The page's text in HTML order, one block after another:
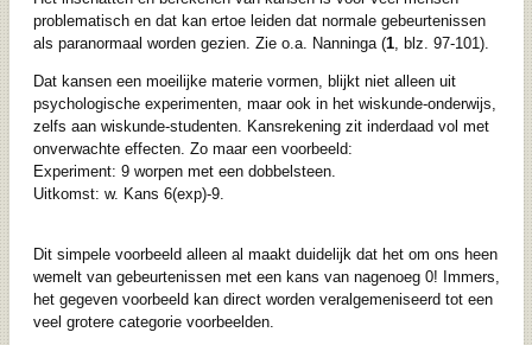
problematisch en dat kan ertoe leiden dat normale gebeurtenissen
als paranormaal worden gezien. Zie o.a. Nanninga (1, blz. 97-101).
Dat kansen een moeilijke materie vormen, blijkt niet alleen uit
psychologische experimenten, maar ook in het wiskunde-onderwijs,
zelfs aan wiskunde-studenten. Kansrekening zit inderdaad vol met
onverwachte effecten. Zo maar een voorbeeld:
Experiment: 9 worpen met een dobbelsteen.
Uitkomst: w. Kans 6(exp)-9.
Dit simpele voorbeeld alleen al maakt duidelijk dat het om ons heen
wemelt van gebeurtenissen met een kans van nagenoeg 0! Immers,
het gegeven voorbeeld kan direct worden veralgemeniseerd tot een
veel grotere categorie voorbeelden.